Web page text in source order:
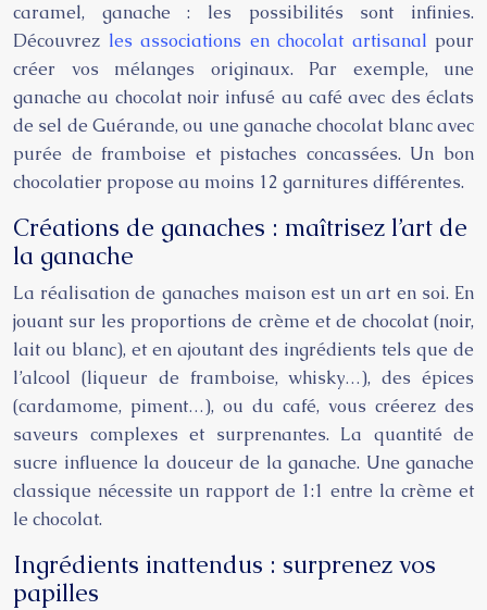
caramel, ganache : les possibilités sont infinies.
Découvrez les associations en chocolat artisanal pour
créer vos mélanges originaux. Par exemple, une
ganache au chocolat noir infusé au café avec des éclats
de sel de Guérande, ou une ganache chocolat blanc avec
purée de framboise et pistaches concassées. Un bon
chocolatier propose au moins 12 garnitures différentes.
Créations de ganaches : maîtrisez l’art de
la ganache
La réalisation de ganaches maison est un art en soi. En
jouant sur les proportions de crème et de chocolat (noir,
lait ou blanc), et en ajoutant des ingrédients tels que de
l’alcool (liqueur de framboise, whisky…), des épices
(cardamome, piment…), ou du café, vous créerez des
saveurs complexes et surprenantes. La quantité de
sucre influence la douceur de la ganache. Une ganache
classique nécessite un rapport de 1:1 entre la crème et
le chocolat.
Ingrédients inattendus : surprenez vos
papilles